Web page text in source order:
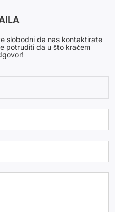
slobodni da nas kontaktirate
potruditi da u što kraćem